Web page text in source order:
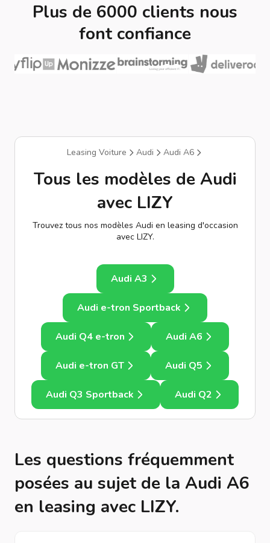
Plus de 6000 clients nous
font confiance
Leasing Voiture Audi Audi A6
Tous les modèles de Audi
avec LIZY
Trouvez tous nos modèles Audi en leasing d'occasion
avec LIZY.
Audi A3
Audi e-tron Sportback
Audi Q4 e-tron Audi A6
Audi e-tron GT Audi Q5
Audi Q3 Sportback Audi Q2
Les questions fréquemment
posées au sujet de la Audi A6
en leasing avec LIZY.